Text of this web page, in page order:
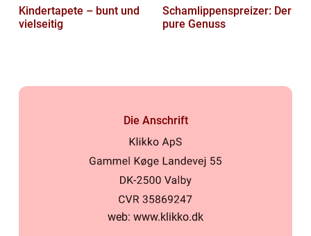
Kindertapete – bunt und
vielseitig
Schamlippenspreizer: Der
pure Genuss
Die Anschrift
web: www.klikko.dk